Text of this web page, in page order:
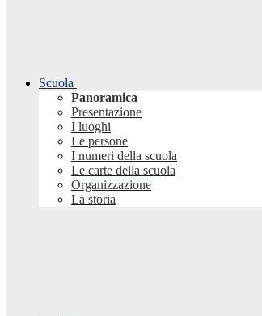
Scuola
Panoramica
Presentazione
I luoghi
Le persone
I numeri della scuola
Le carte della scuola
Organizzazione
La storia